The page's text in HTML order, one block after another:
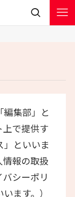
編集部」と
で提供す
といいま
報の取扱
シーポリ
ます。）